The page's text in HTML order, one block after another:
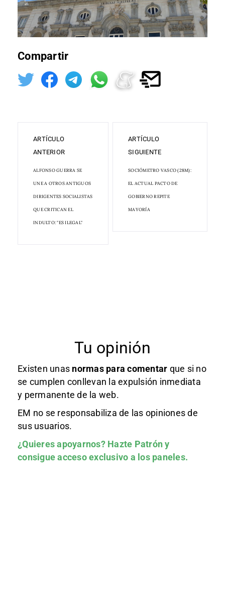
Compartir
ARTÍCULO
ANTERIOR
ALFONSO GUERRA SE
UNE A OTROS ANTIGUOS
DIRIGENTES SOCIALISTAS
QUE CRITICAN EL
INDULTO: "ES ILEGAL"
ARTÍCULO
SIGUIENTE
SOCIÓMETRO VASCO (28M):
EL ACTUAL PACTO DE
GOBIERNO REPITE
MAYORÍA
Tu opinión
Existen unas normas para comentar que si no
se cumplen conllevan la expulsión inmediata
y permanente de la web.
EM no se responsabiliza de las opiniones de
sus usuarios.
¿Quieres apoyarnos? Hazte Patróny
consigue acceso exclusivo a los paneles.